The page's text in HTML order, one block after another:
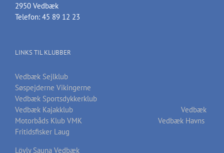
2950 Vedbæk
Telefon: 45 89 12 23
LINKS TIL KLUBBER
Vedbæk Sejlklub
Søspejderne Vikingerne
Vedbæk Sportsdykkerklub
Vedbæk Kajakklub
Vedbæk
Motorbåds Klub VMK
Vedbæk Havns
Fritidsfisker Laug
Löyly Sauna Vedbæk